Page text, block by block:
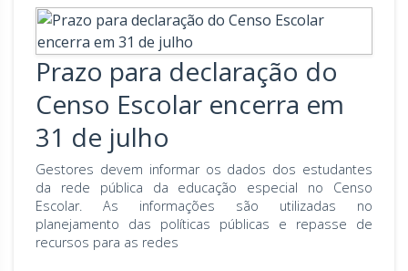
Prazo para declaração do
Censo Escolar encerra em
31 de julho
Gestores devem informar os dados dos estudantes
da rede pública da educação especial no Censo
Escolar. As informações são utilizadas no
planejamento das políticas públicas e repasse de
recursos para as redes